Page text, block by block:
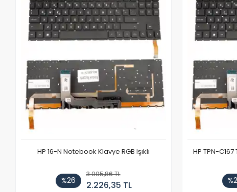
HP 16-N Notebook Klavye RGB Işıklı
%26
3.005,86 TL
2.226,35 TL
HP TPN-